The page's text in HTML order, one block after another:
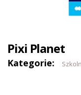
Pixi Planet
Kategorie: